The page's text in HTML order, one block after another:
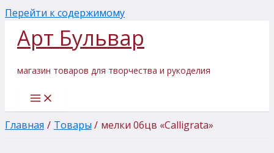
Перейти к содержимому
Арт Бульвар
магазин товаров для творчества и рукоделия
Главная Товары мелки 06цв «Calligrata»